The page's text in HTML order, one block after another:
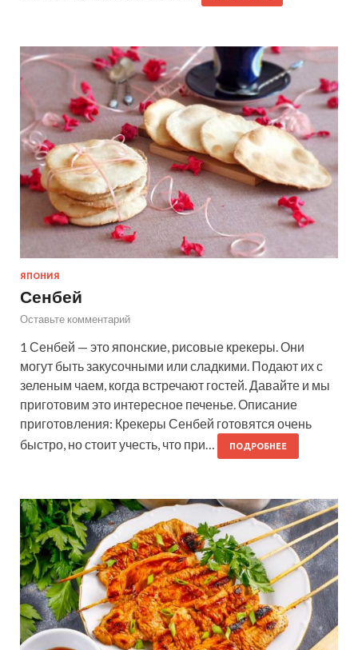
ЯПОНИЯ
Сенбей
Оставьте комментарий
1 Сенбей — это японские, рисовые крекеры. Они
могут быть закусочными или сладкими. Подают их с
зеленым чаем, когда встречают гостей. Давайте и мы
приготовим это интересное печенье. Описание
приготовления: Крекеры Сенбей готовятся очень
быстро, но стоит учесть, что при…
ПОДРОБНЕЕ